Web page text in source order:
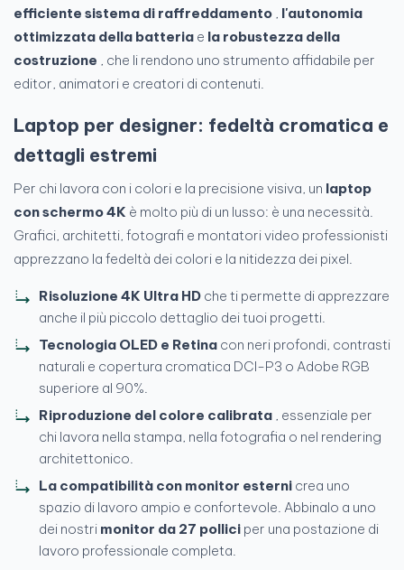
efficiente sistema di raffreddamento , l'autonomia
ottimizzata della batteria e la robustezza della
costruzione , che li rendono uno strumento affidabile per
editor, animatori e creatori di contenuti.
Laptop per designer: fedeltà cromatica e
dettagli estremi
Per chi lavora con i colori e la precisione visiva, un laptop
con schermo 4K è molto più di un lusso: è una necessità.
Grafici, architetti, fotografi e montatori video professionisti
apprezzano la fedeltà dei colori e la nitidezza dei pixel.
Risoluzione 4K Ultra HD che ti permette di apprezzare
anche il più piccolo dettaglio dei tuoi progetti.
Tecnologia OLED e Retina con neri profondi, contrasti
naturali e copertura cromatica DCI-P3 o Adobe RGB
superiore al 90%.
Riproduzione del colore calibrata , essenziale per
chi lavora nella stampa, nella fotografia o nel rendering
architettonico.
La compatibilità con monitor esterni crea uno
spazio di lavoro ampio e confortevole. Abbinalo a uno
dei nostri monitor da 27 pollici per una postazione di
lavoro professionale completa.